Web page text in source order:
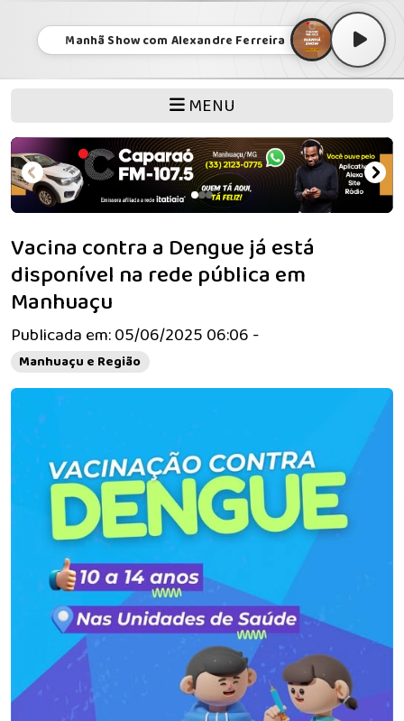
Manhã Show com Alexandre Ferreira
MENU
Vacina contra a Dengue já está
disponível na rede pública em
Manhuaçu
Publicada em: 05/06/2025 06:06 -
Manhuaçu e Região